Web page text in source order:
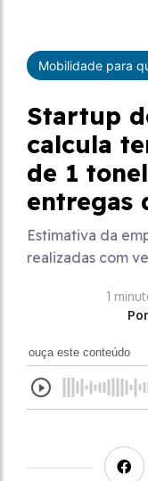
Mobilidade para
Startup
calcula
de 1
entregas
Estimativa da
realizadas com
1
ouça este conteúdo